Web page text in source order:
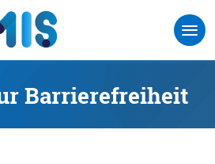
Barrierefreiheit